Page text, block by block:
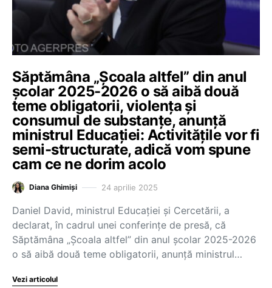
Săptămâna „Școala altfel” din anul
școlar 2025-2026 o să aibă două
teme obligatorii, violența și
consumul de substanțe, anunță
ministrul Educației: Activitățile vor fi
semi-structurate, adică vom spune
cam ce ne dorim acolo
Diana Ghimiși 24 aprilie 2025
Daniel David, ministrul Educației și Cercetării, a
declarat, în cadrul unei conferințe de presă, că
Săptămâna „Școala altfel” din anul școlar 2025-2026
o să aibă două teme obligatorii, anunță ministrul…
Vezi articolul